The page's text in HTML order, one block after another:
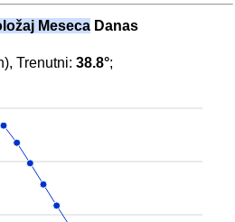
MesecaDanas
Trenutni: 38.8°;